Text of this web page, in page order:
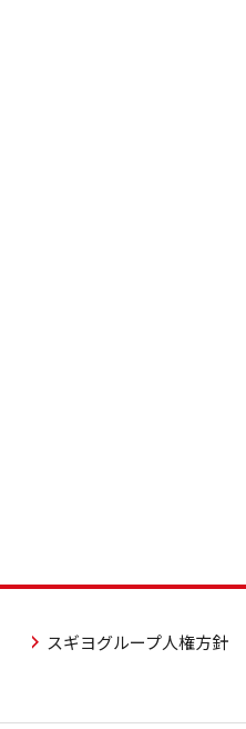
スギヨグループ人権方針